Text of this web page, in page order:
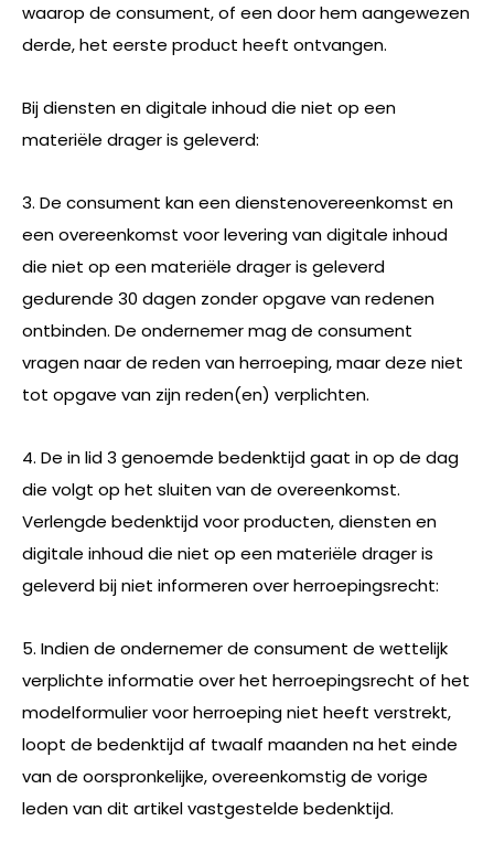
waarop de consument, of een door hem aangewezen
derde, het eerste product heeft ontvangen.
Bij diensten en digitale inhoud die niet op een
materiële drager is geleverd:
3. De consument kan een dienstenovereenkomst en
een overeenkomst voor levering van digitale inhoud
die niet op een materiële drager is geleverd
gedurende 30 dagen zonder opgave van redenen
ontbinden. De ondernemer mag de consument
vragen naar de reden van herroeping, maar deze niet
tot opgave van zijn reden(en) verplichten.
4. De in lid 3 genoemde bedenktijd gaat in op de dag
die volgt op het sluiten van de overeenkomst.
Verlengde bedenktijd voor producten, diensten en
digitale inhoud die niet op een materiële drager is
geleverd bij niet informeren over herroepingsrecht:
5. Indien de ondernemer de consument de wettelijk
verplichte informatie over het herroepingsrecht of het
modelformulier voor herroeping niet heeft verstrekt,
loopt de bedenktijd af twaalf maanden na het einde
van de oorspronkelijke, overeenkomstig de vorige
leden van dit artikel vastgestelde bedenktijd.